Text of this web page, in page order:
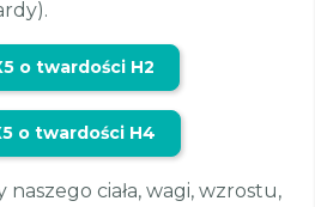
o twardości H2
o twardości H4
ciała, wagi, wzrostu,